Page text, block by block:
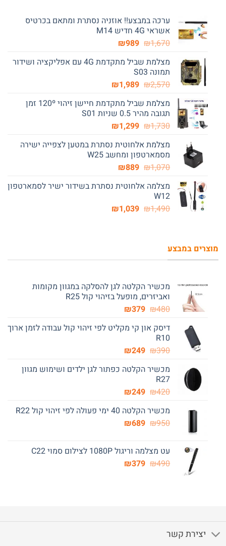
ערכה במבצע!! אוזניה נסתרת ומתאם בכרטיס
אשראי 4G חדיש M14
₪1,670
המחיר
היה:
₪1,670.
₪989 המחיר
הוא:
מצלמת שביל מתקדמת 4G עם אפליקציה ושידור
תמונה S03
₪2,570
המחיר
היה:
₪2,570.
₪1,989
המחיר
הוא:
₪1,989.
מצלמת שביל מתקדמת חיישן זיהוי 120º זמן
תגובה מהיר 0.5 שניות S01
₪1,730
המחיר
היה:
₪1,730.
₪1,299
המחיר
הוא:
₪1,299.
מצלמת אלחוטית נסתרת במטען לצפייה ישירה
מסמארטפון ומחשב W25
₪1,070
המחיר
היה:
₪889 המחיר
הוא:
מצלמה אלחוטית נסתרת בשידור ישיר לסמארטפון
W12
₪1,490
המחיר₪1,039
המחיר
מוצרים במבצע
מכשיר הקלטה לגן להסלקה במגוון מקומות
ואביזרים, מופעל בזיהוי קול R25
₪480
המחיר
היה:
₪379 המחיר
הוא:
דיסק און קי מקליט לפי זיהוי קול עבודה לזמן ארוך
R10
₪390
המחיר
היה:
₪249 המחיר
הוא:
מכשיר הקלטה כפתור לגן ילדים ושימוש מגוון
R27
₪420
המחיר
היה:
₪420.
₪249 המחיר
הוא:
₪249.
מכשיר הקלטה 40 ימי פעולה לפי זיהוי קול R22
₪950
המחיר
₪950.
₪689 המחיר
₪689.עט מצלמה וריגול 1080P לצילום סמוי C22
₪490
המחיר
₪379 המחיר
יצירת קשר